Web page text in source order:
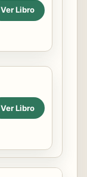
Ver Libro
Ver Libro